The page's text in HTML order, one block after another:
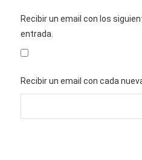
Recibir un email con los
entrada.
Recibir un email con cada